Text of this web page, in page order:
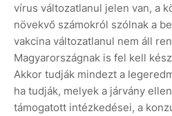
vírus változatlanul jelen van, a
növekvő számokról szólnak a
vakcina változatlanul nem áll
Magyarországnak is fel kell
Akkor tudják mindezt a
ha tudják, melyek a járvány
támogatott intézkedései, a